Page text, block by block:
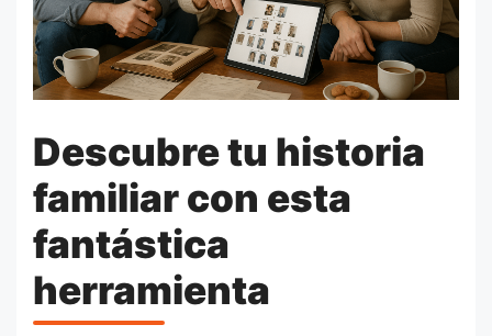
Descubre tu historia
familiar con esta
fantástica
herramienta